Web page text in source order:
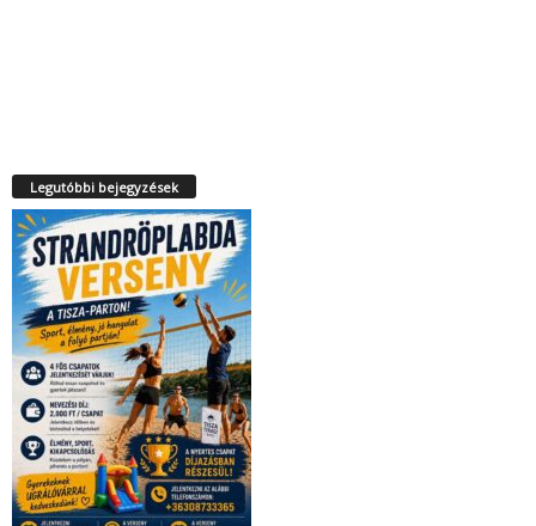
Legutóbbi bejegyzések